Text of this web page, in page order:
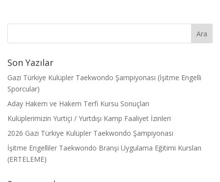
Son Yazılar
Gazi Türkiye Kulüpler Taekwondo Şampiyonası (İşitme Engelli
Sporcular)
Aday Hakem ve Hakem Terfi Kursu Sonuçları
Kulüplerimizin Yurtiçi / Yurtdışı Kamp Faaliyet İzinleri
2026 Gazi Türkiye Kulüpler Taekwondo Şampiyonası
İşitme Engelliler Taekwondo Branşı Uygulama Eğitimi Kursları
(ERTELEME)